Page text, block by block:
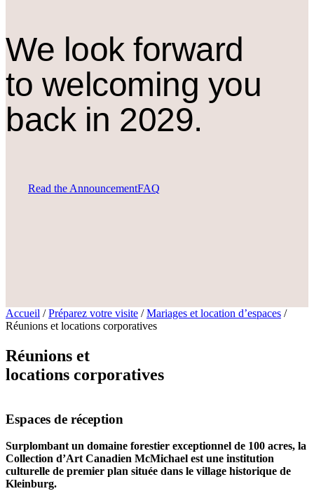
We look forward
to welcoming you
back in 2029.
Read the AnnouncementFAQ
Accueil / Préparez votre visite / Mariages et location d’espaces /
Réunions et locations corporatives
Réunions et
locations corporatives
Espaces de réception
Surplombant un domaine forestier exceptionnel de 100 acres, la
Collection d’Art Canadien McMichael est une institution
culturelle de premier plan située dans le village historique de
Kleinburg.